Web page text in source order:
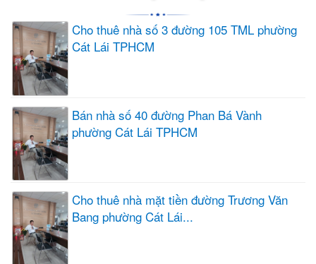
Cho thuê nhà số 3 đường 105 TML phường
Cát Lái TPHCM
Bán nhà số 40 đường Phan Bá Vành
phường Cát Lái TPHCM
Cho thuê nhà mặt tiền đường Trương Văn
Bang phường Cát Lái...